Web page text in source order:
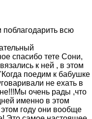
поблагодарить всю
спасибо тете Сони,
к ней , в этом
поедим к бабушке
не ехать в
очень рады ,что
именно в этом
этом году они вообще